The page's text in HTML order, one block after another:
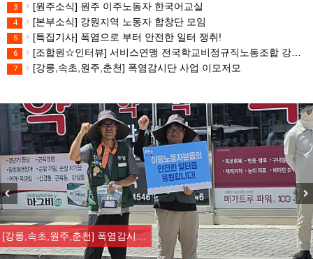
3 [원주소식] 원주 이주노동자 한국어교실
4 [본부소식] 강원지역 노동자 합창단 모임
5 [특집기사] 폭염으로 부터 안전한 일터 쟁취!
6 [조합원☆인터뷰] 서비스연맹 전국학교비정규직노동조합 강원지부 김유미 춘천지회장
7 [강릉,속초,원주,춘천] 폭염감시단 사업 이모저모
[강릉,속초,원주,춘천] 폭염감시…